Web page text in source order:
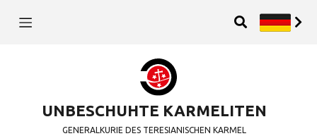
UNBESCHUHTE KARMELITEN
GENERALKURIE DES TERESIANISCHEN KARMEL